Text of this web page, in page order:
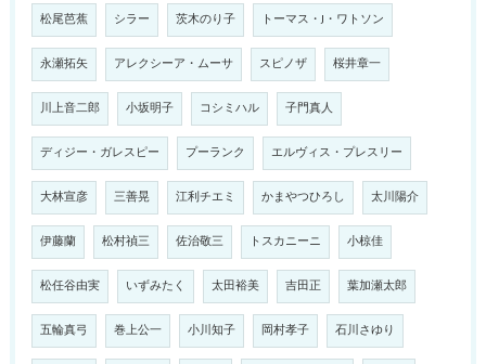
松尾芭蕉 シラー 茨木のり子 トーマス・J・ワトソン
永瀬拓矢 アレクシーア・ムーサ スピノザ 桜井章一
川上音二郎 小坂明子 コシミハル 子門真人
ディジー・ガレスピー プーランク エルヴィス・プレスリー
大林宣彦 三善晃 江利チエミ かまやつひろし 太川陽介
伊藤蘭 松村禎三 佐治敬三 トスカニーニ 小椋佳
松任谷由実 いずみたく 太田裕美 吉田正 葉加瀬太郎
五輪真弓 巻上公一 小川知子 岡村孝子 石川さゆり